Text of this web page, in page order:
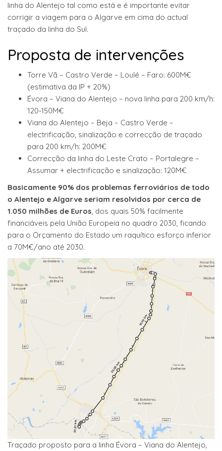
linha do Alentejo tal como está e é importante evitar
corrigir a viagem para o Algarve em cima do actual
traçado da linha do Sul.
Proposta de intervenções
Torre Vã – Castro Verde – Loulé – Faro: 600M€
(estimativa da IP + 20%)
Évora – Viana do Alentejo – nova linha para 200 km/h:
120-150M€
Viana do Alentejo – Beja – Castro Verde –
electrificação, sinalização e correcção de traçado
para 200 km/h: 200M€
Correcção da linha do Leste Crato – Portalegre –
Assumar + electrificação e sinalização: 120M€
Basicamente 90% dos problemas ferroviários de todo
o Alentejo e Algarve seriam resolvidos por cerca de
1.050 milhões de Euros, dos quais 50% facilmente
financiáveis pela União Europeia no quadro 2030, ficando
para o Orçamento do Estado um raquítico esforço inferior
a 70M€/ano até 2030.
Traçado proposto para a linha Évora – Viana do Alentejo,